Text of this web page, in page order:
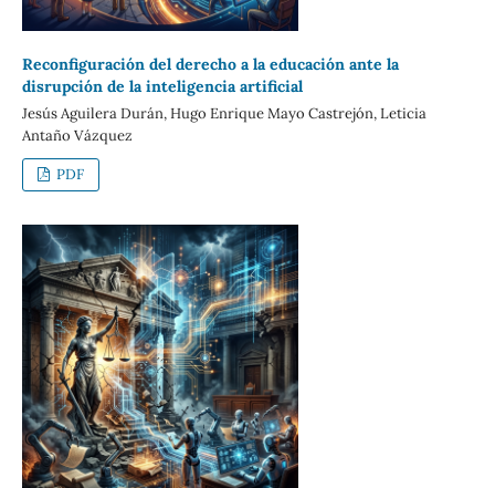
Reconfiguración del derecho a la educación ante la
disrupción de la inteligencia artificial
Jesús Aguilera Durán, Hugo Enrique Mayo Castrejón, Leticia
Antaño Vázquez
PDF